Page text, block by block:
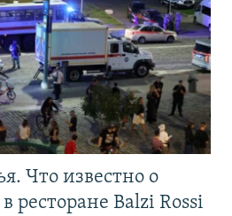
Что известно о
ресторане Balzi Rossi